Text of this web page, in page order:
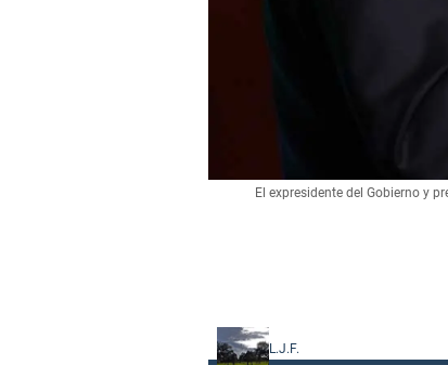
El expresidente del Gobierno y
L.J.F.